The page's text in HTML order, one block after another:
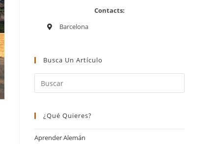
Contacts:
Barcelona
Busca Un Artículo
¿Qué Quieres?
Aprender Alemán